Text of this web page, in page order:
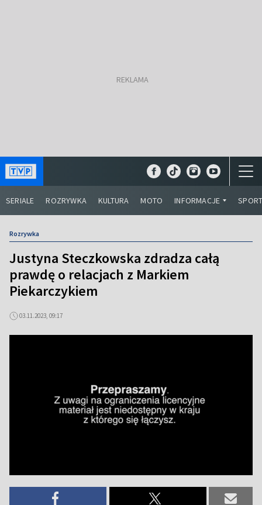
SERIALE ROZRYWKA KULTURA MOTO INFORMACJE
Rozrywka
Justyna Steczkowska zdradza całą
prawdę o relacjach z Markiem
Piekarczykiem
03.11.2023, 09:17